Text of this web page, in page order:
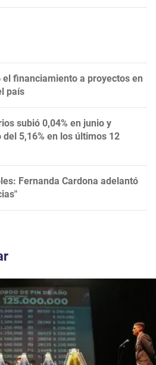
el financiamiento a proyectos en
país
subió 0,04% en junio y
5,16% en los últimos 12
Fernanda Cardona adelantó